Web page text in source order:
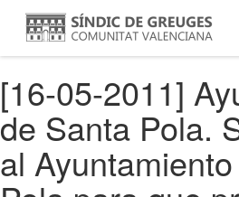
[16-05-2011]
de Santa Pola.
al